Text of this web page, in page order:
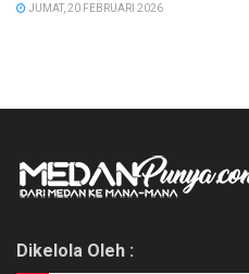
JUMAT, 20 FEBRUARI 2026
Dikelola Oleh :